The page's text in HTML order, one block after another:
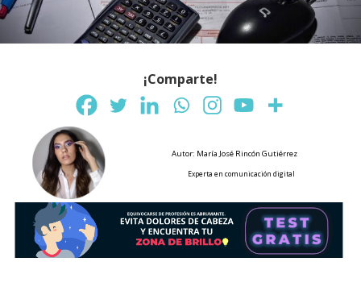
¡Comparte!
Autor: María José Rincón Gutiérrez
Experta en comunicación digital